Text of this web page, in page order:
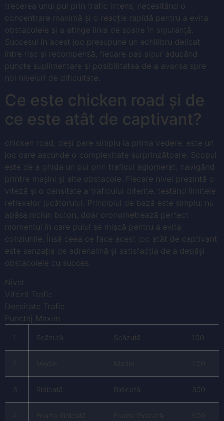
trecerea unui pui prin trafic intens, necesitând o
concentrare maximă și o reacție rapidă pentru a evita
obstacolele și a atinge linia de sosire în siguranță.
Succesul în acest joc presupune un echilibru delicat
între risc și recompensă, fiecare pas sigur aducând
puncte suplimentare și posibilitatea de a avansa spre
noi niveluri de dificultate.
Ce este chicken road și de
ce este atât de captivant?
chicken road, deși pare simplu la prima vedere, este un
joc care ascunde o complexitate surprinzătoare. Scopul
este de a ghida un pui prin traficul aglomerat, navigând
printre mașini și alte obstacole. Fiecare nivel prezintă o
viteză și o densitate a traficului diferite, testând limitele
reflexelor jucătorului. Principiul de bază este simplu: nu
apăsa niciun buton, doar cronometrează perfect
momentul în care puiul se mișcă pentru a evita
coliziunile. Însă ceea ce face acest joc atât de captivant
este senzația de adrenalină și satisfacția de a depăși
obstacolele cu succes.
Nivel
Viteză Trafic
Densitate Trafic
Punctaj Maxim
1 Scăzută Scăzută 100
3 Ridicată Ridicată 300